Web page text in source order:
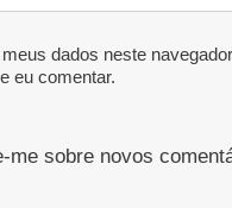
dados neste
eu comentar.
me sobre novos